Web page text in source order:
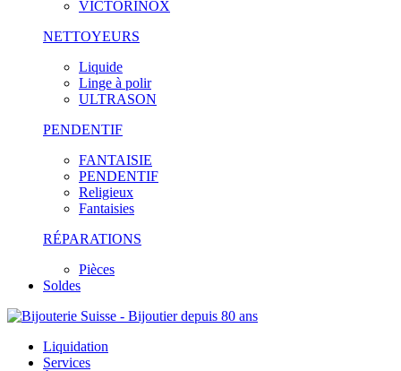
VICTORINOX
NETTOYEURS
Liquide
Linge à polir
ULTRASON
PENDENTIF
FANTAISIE
PENDENTIF
Religieux
Fantaisies
RÉPARATIONS
Pièces
Soldes
Liquidation
Services